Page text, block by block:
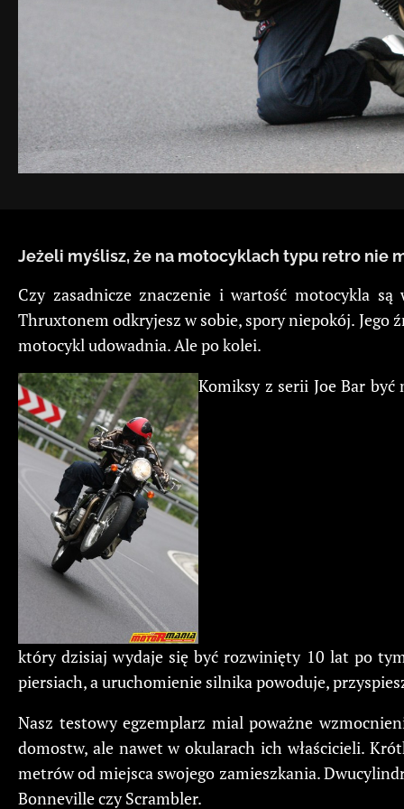
Jeżeli myślisz, że na motocyklach typu retro nie
Czy zasadnicze znaczenie i wartość motocykla
Thruxtonem odkryjesz w sobie, spory niepokój. Jego
motocykl udowadnia. Ale po kolei.
Komiksy z serii Joe Bar być
który dzisiaj wydaje się być rozwinięty 10 lat po
piersiach, a uruchomienie silnika powoduje,
Nasz testowy egzemplarz mial poważne
domostw, ale nawet w okularach ich właścicieli.
metrów od miejsca swojego zamieszkania.
Bonneville czy Scrambler.